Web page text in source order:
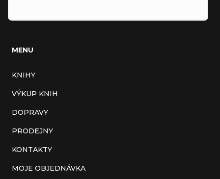
MENU
KNIHY
VÝKUP KNIH
DOPRAVY
PRODEJNY
KONTAKTY
MOJE OBJEDNÁVKA